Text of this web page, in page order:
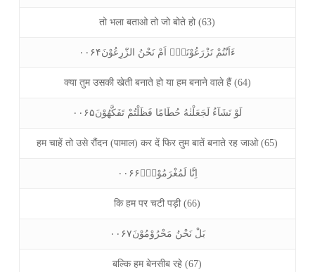
तो भला बताओ तो जो बोते हो (63)
ءَاَنْتُمْ تَزْرَعُوْنَهٗۤ اَمْ نَحْنُ الزّٰرِعُوْنَ۰۰۶۴
क्या तुम उसकी खेती बनाते हो या हम बनाने वाले हैं (64)
لَوْ نَشَآءُ لَجَعَلْنٰهُ حُطَامًا فَظَلْتُمْ تَفَكَّهُوْنَ۰۰۶۵
हम चाहें तो उसे रौंदन (पामाल) कर दें फिर तुम बातें बनाते रह जाओ (65)
اِنَّا لَمُغْرَمُوْنَۙ۰۰۶۶
कि हम पर चटी पड़ी (66)
بَلْ نَحْنُ مَحْرُوْمُوْنَ۰۰۶۷
बल्कि हम बेनसीब रहे (67)